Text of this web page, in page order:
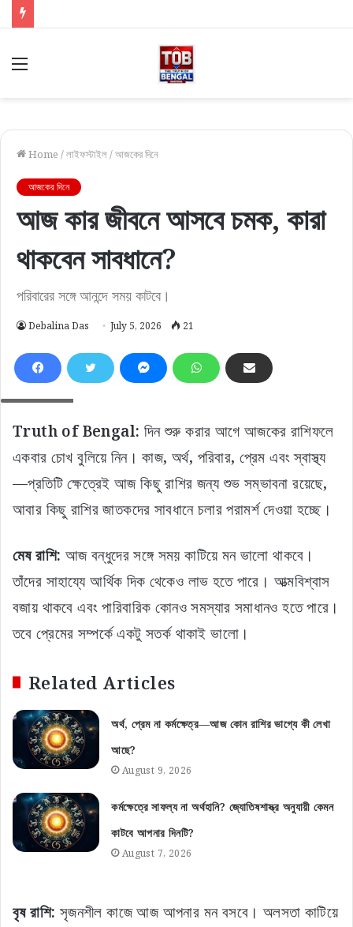
Menu
Home /লাইফস্টাইল/আজকের দিনে
আজকের দিনে
আজ কার জীবনে আসবে চমক, কারা
থাকবেন সাবধানে?
পরিবারের সঙ্গে আনন্দে সময় কাটবে।
Debalina Das July 5, 2026 21
Truth of Bengal: দিন শুরু করার আগে আজকের রাশিফলে
একবার চোখ বুলিয়ে নিন। কাজ, অর্থ, পরিবার, প্রেম এবং স্বাস্থ্য
—প্রতিটি ক্ষেত্রেই আজ কিছু রাশির জন্য শুভ সম্ভাবনা রয়েছে,
আবার কিছু রাশির জাতকদের সাবধানে চলার পরামর্শ দেওয়া হচ্ছে।
মেষ রাশি: আজ বন্ধুদের সঙ্গে সময় কাটিয়ে মন ভালো থাকবে।
তাঁদের সাহায্যে আর্থিক দিক থেকেও লাভ হতে পারে। আত্মবিশ্বাস
বজায় থাকবে এবং পারিবারিক কোনও সমস্যার সমাধানও হতে পারে।
তবে প্রেমের সম্পর্কে একটু সতর্ক থাকাই ভালো।
Related Articles
অর্থ, প্রেম না কর্মক্ষেত্র—আজ কোন রাশির ভাগ্যে কী লেখা
আছে?
August 9, 2026
কর্মক্ষেত্রে সাফল্য না অর্থহানি? জ্যোতিষশাস্ত্র অনুযায়ী কেমন
কাটবে আপনার দিনটি?
August 7, 2026
বৃষ রাশি: সৃজনশীল কাজে আজ আপনার মন বসবে। অলসতা কাটিয়ে